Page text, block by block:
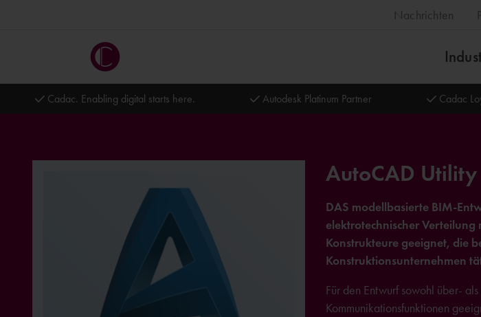
Nachrichten
Cadac. Enabling digital starts here. Autodesk Platinum Partner Cadac
AutoCAD Utility
DAS modellbasierte BIM-
elektrotechnischer
Konstrukteure geeignet, die
Konstruktionsunternehmen
Für den Entwurf sowohl über-
Kommunikationsfunktionen